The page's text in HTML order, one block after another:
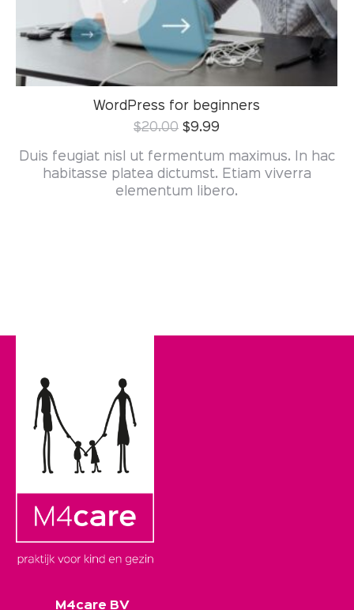
WordPress for beginners
$20.00 $9.99
Duis feugiat nisl ut fermentum maximus. In hac
habitasse platea dictumst. Etiam viverra
elementum libero.
M4care BV